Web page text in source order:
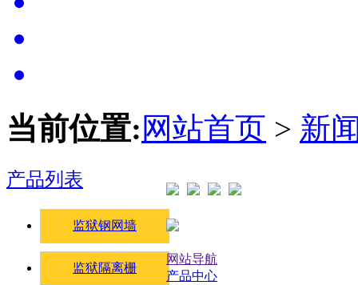
当前位置: 网站首页 > 新
产品列表
监狱钢网墙
监狱隔离栅
网站导航
产品中心